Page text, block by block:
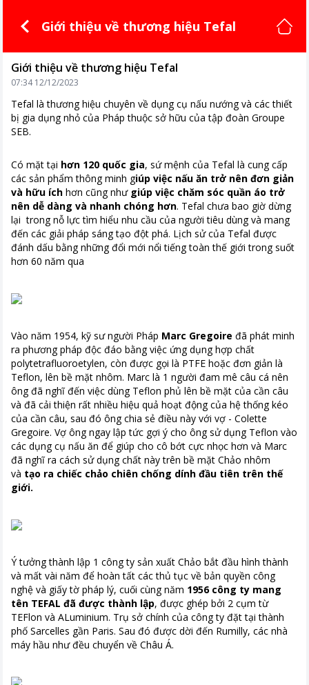
Giới thiệu về thương hiệu Tefal
Giới thiệu về thương hiệu Tefal
07:34 12/12/2023
Tefal là thương hiệu chuyên về dụng cụ nấu nướng và các thiết
bị gia dụng nhỏ của Pháp thuộc sở hữu của tập đoàn Groupe
SEB.
Có mặt tại hơn 120 quốc gia, sứ mệnh của Tefal là cung cấp
các sản phẩm thông minh giúp việc nấu ăn trở nên đơn giản
và hữu ích hơn cũng nhưgiúp việc chăm sóc quần áo trở
nên dễ dàng và nhanh chóng hơn. Tefal chưa bao giờ dừng
lại trong nỗ lực tìm hiểu nhu cầu của người tiêu dùng và mang
đến các giải pháp sáng tạo đột phá. Lịch sử của Tefal được
đánh dấu bằng những đổi mới nổi tiếng toàn thế giới trong suốt
hơn 60 năm qua
Vào năm 1954, kỹ sư người Pháp Marc Gregoire đã phát minh
ra phương pháp độc đáo bằng việc ứng dụng hợp chất
polytetrafluoroetylen, còn được gọi là PTFE hoặc đơn giản là
Teflon, lên bề mặt nhôm. Marc là 1 người đam mê câu cá nên
ông đã nghĩ đến việc dùng Teflon phủ lên bề mặt của cần câu
và đã cải thiện rất nhiều hiệu quả hoạt động của hệ thống kéo
của cần câu, sau đó ông chia sẻ điều này với vợ - Colette
Gregoire. Vợ ông ngay lập tức gợi ý cho ông sử dụng Teflon vào
các dụng cụ nấu ăn để giúp cho cô bớt cực nhọc hơn và Marc
đã nghĩ ra cách sử dụng chất này trên bề mặt Chảo nhôm
và tạo ra chiếc chảo chiên chống dính đầu tiên trên thế
giới.
Ý tưởng thành lập 1 công ty sản xuất Chảo bắt đầu hình thành
và mất vài năm để hoàn tất các thủ tục về bản quyền công
nghệ và giấy tờ pháp lý, cuối cùng năm 1956 công ty mang
tên TEFAL đã được thành lập, được ghép bởi 2 cụm từ
TEFlon và ALuminium. Trụ sở chính của công ty đặt tại thành
phố Sarcelles gần Paris. Sau đó được dời đến Rumilly, các nhà
máy hầu như đều chuyển về Châu Á.